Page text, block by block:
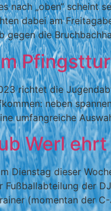
nach „oben“ scheint
dabei am
gegen die
richtet die
neben
umfangreiche
Werl
Dienstag dieser
Fußballabteilung der
(momentan der